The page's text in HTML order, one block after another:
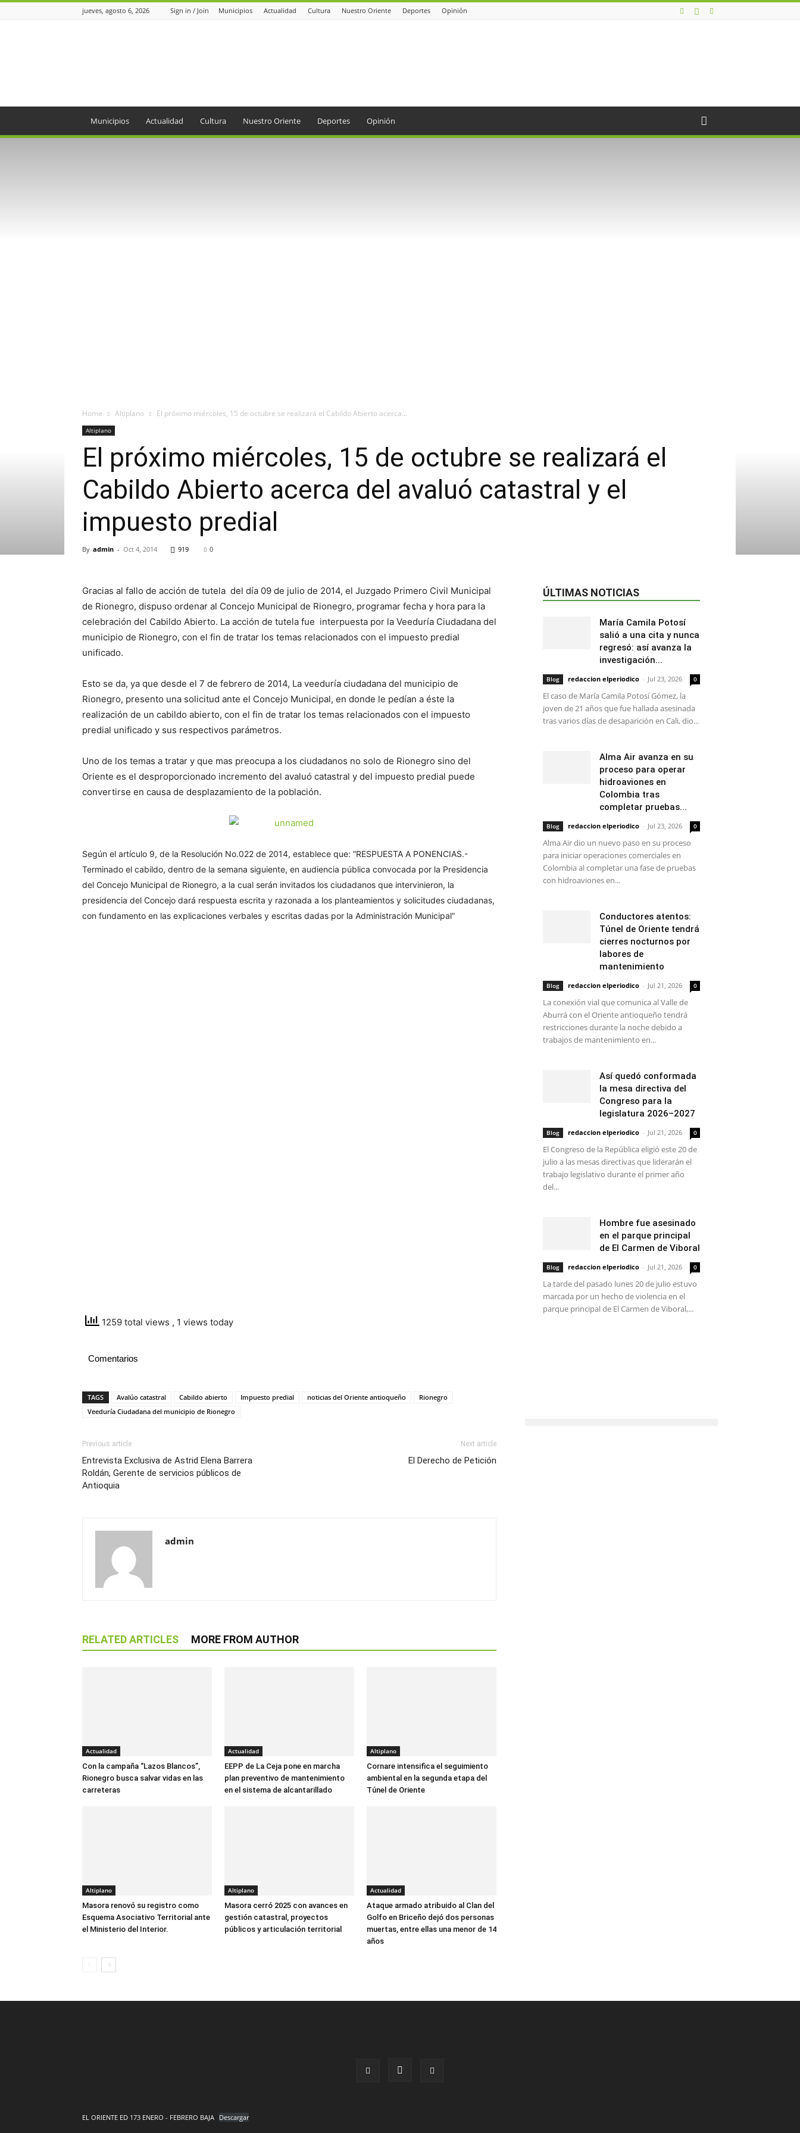
jueves, agosto 6, 2026 Sign in / Join Municipios Actualidad Cultura Nuestro Oriente Deportes Opinión
Municipios Actualidad Cultura Nuestro Oriente Deportes Opinión
Home Altiplano El próximo miércoles, 15 de octubre se realizará el Cabildo Abierto acerca...
Altiplano
El próximo miércoles, 15 de octubre se realizará el
Cabildo Abierto acerca del avaluó catastral y el
impuesto predial
By admin - Oct 4, 2014 919 0
Gracias al fallo de acción de tutela del día 09 de julio de 2014, el Juzgado Primero Civil Municipal
de Rionegro, dispuso ordenar al Concejo Municipal de Rionegro, programar fecha y hora para la
celebración del Cabildo Abierto. La acción de tutela fue interpuesta por la Veeduría Ciudadana del
municipio de Rionegro, con el fin de tratar los temas relacionados con el impuesto predial
unificado.
Esto se da, ya que desde el 7 de febrero de 2014, La veeduría ciudadana del municipio de
Rionegro, presento una solicitud ante el Concejo Municipal, en donde le pedían a éste la
realización de un cabildo abierto, con el fin de tratar los temas relacionados con el impuesto
predial unificado y sus respectivos parámetros.
Uno de los temas a tratar y que mas preocupa a los ciudadanos no solo de Rionegro sino del
Oriente es el desproporcionado incremento del avaluó catastral y del impuesto predial puede
convertirse en causa de desplazamiento de la población.
Según el artículo 9, de la Resolución No.022 de 2014, establece que: “RESPUESTA A PONENCIAS.-
Terminado el cabildo, dentro de la semana siguiente, en audiencia pública convocada por la Presidencia
del Concejo Municipal de Rionegro, a la cual serán invitados los ciudadanos que intervinieron, la
presidencia del Concejo dará respuesta escrita y razonada a los planteamientos y solicitudes ciudadanas,
con fundamento en las explicaciones verbales y escritas dadas por la Administración Municipal”
1259 total views , 1 views today
Comentarios
TAGS Avalúo catastral Cabildo abierto Impuesto predial noticias del Oriente antioqueño
Rionegro
Veeduría Ciudadana del municipio de Rionegro
Previous article
Entrevista Exclusiva de Astrid Elena Barrera
Roldán, Gerente de servicios públicos de
Antioquia
Next article
El Derecho de Petición
admin
RELATED ARTICLES MORE FROM AUTHOR
Actualidad
Con la campaña “Lazos Blancos”,
Rionegro busca salvar vidas en las
carreteras
Actualidad
EEPP de La Ceja pone en marcha
plan preventivo de mantenimiento
en el sistema de alcantarillado
Altiplano
Cornare intensifica el seguimiento
ambiental en la segunda etapa del
Túnel de Oriente
Altiplano
Masora renovó su registro como
Esquema Asociativo Territorial ante
el Ministerio del Interior.
Altiplano
Masora cerró 2025 con avances en
gestión catastral, proyectos
públicos y articulación territorial
Actualidad
Ataque armado atribuido al Clan del
Golfo en Briceño dejó dos personas
muertas, entre ellas una menor de 14
años
ÚLTIMAS NOTICIAS
María Camila Potosí
salió a una cita y nunca
regresó: así avanza la
investigación...
Blog redaccion elperiodico - Jul 23, 2026 0
El caso de María Camila Potosí Gómez, la
joven de 21 años que fue hallada asesinada
tras varios días de desaparición en Cali, dio...
Alma Air avanza en su
proceso para operar
hidroaviones en
Colombia tras
completar pruebas...
Blog redaccion elperiodico - Jul 23, 2026 0
Alma Air dio un nuevo paso en su proceso
para iniciar operaciones comerciales en
Colombia al completar una fase de pruebas
con hidroaviones en...
Conductores atentos:
Túnel de Oriente tendrá
cierres nocturnos por
labores de
mantenimiento
Blog redaccion elperiodico - Jul 21, 2026 0
La conexión vial que comunica al Valle de
Aburrá con el Oriente antioqueño tendrá
restricciones durante la noche debido a
trabajos de mantenimiento en...
Así quedó conformada
la mesa directiva del
Congreso para la
legislatura 2026–2027
Blog redaccion elperiodico - Jul 21, 2026 0
El Congreso de la República eligió este 20 de
julio a las mesas directivas que liderarán el
trabajo legislativo durante el primer año
del...
Hombre fue asesinado
en el parque principal
de El Carmen de Viboral
Blog redaccion elperiodico - Jul 21, 2026 0
La tarde del pasado lunes 20 de julio estuvo
marcada por un hecho de violencia en el
parque principal de El Carmen de Viboral,...
EL ORIENTE ED 173 ENERO - FEBRERO BAJA Descargar